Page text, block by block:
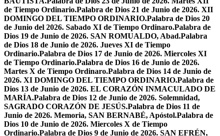
de Tiempo Ordinario.Palabra de Dios 21 de Junio de 2026. XII
DOMINGO DEL TIEMPO ORDINARIO.Palabra de Dios 20
de Junio del 2026. Sabado XI de Tiempo Ordinaro.Palabra de
Dios 19 de Junio de 2026. SAN ROMUALDO, Abad.Palabra
de Dios 18 de Junio de 2026. Jueves XI de Tiempo
Ordinario.Palabra de Dios 17 de Junio de 2026. Miercoles XI
de Tiempo Ordinario.Palabra de Dios 16 de Junio de 2026.
Martes X de Tiempo Ordinaro.Palabra de Dios 14 de Junio de
2026. XI DOMINGO DEL TIEMPO ORDINARIO.Palabra de
Dios 13 de Junio de 2026. EL CORAZÓN INMACULADO DE
MARÍA.Palabra de Dios 12 de Junio de 2026. Solemnidad,
SAGRADO CORAZÓN DE JESÚS.Palabra de Dios 11 de
Junio de 2026. Memoria, SAN BERNABÉ, Apóstol.Palabra de
Dios 10 de Junio de 2026. Miercoles X de Tiempo
Ordinario.Palabra de Dios 9 de Junio de 2026. SAN EFRÉN,